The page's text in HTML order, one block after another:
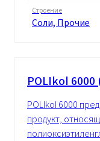
Строение
Cоли, Прочие
POLIkol 6000
POLIkol 6000
продукт,